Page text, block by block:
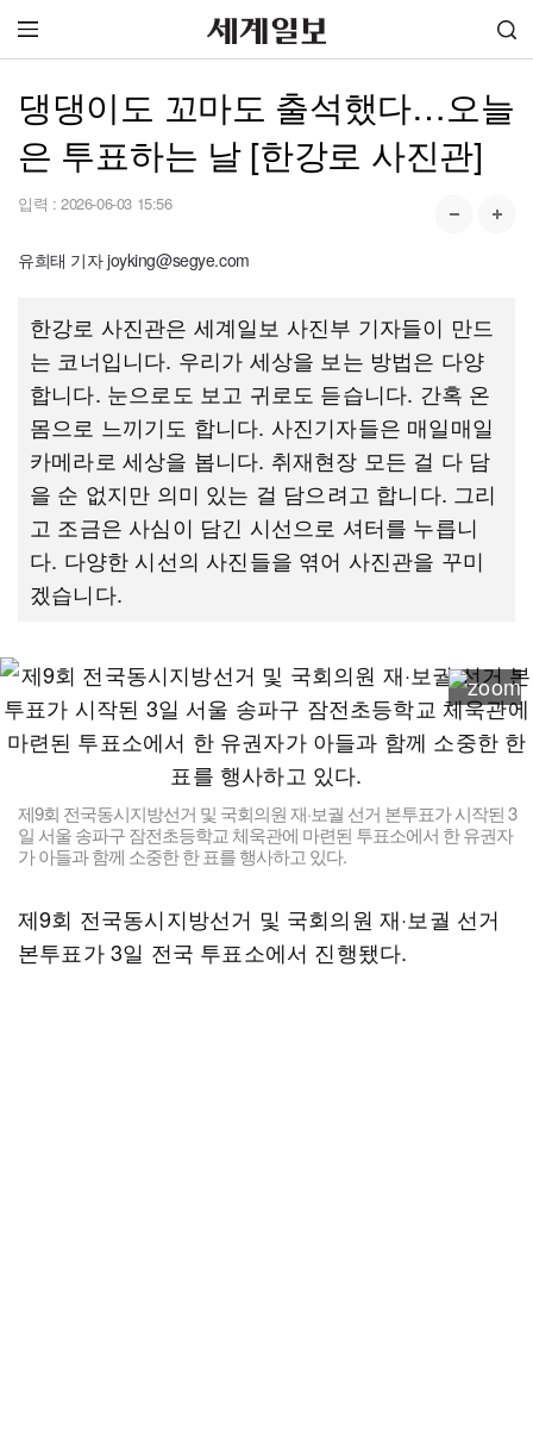
댕댕이도 꼬마도 출석했다…오늘
은 투표하는 날 [한강로 사진관]
입력 : 2026-06-03 15:56
유희태 기자 joyking@segye.com
한강로 사진관은 세계일보 사진부 기자들이 만드
는 코너입니다. 우리가 세상을 보는 방법은 다양
합니다. 눈으로도 보고 귀로도 듣습니다. 간혹 온
몸으로 느끼기도 합니다. 사진기자들은 매일매일
카메라로 세상을 봅니다. 취재현장 모든 걸 다 담
을 순 없지만 의미 있는 걸 담으려고 합니다. 그리
고 조금은 사심이 담긴 시선으로 셔터를 누릅니
다. 다양한 시선의 사진들을 엮어 사진관을 꾸미
겠습니다.
제9회 전국동시지방선거 및 국회의원 재·보궐 선거 본투표가 시작된 3
일 서울 송파구 잠전초등학교 체욱관에 마련된 투표소에서 한 유권자
가 아들과 함께 소중한 한 표를 행사하고 있다.
제9회 전국동시지방선거 및 국회의원 재·보궐 선거
본투표가 3일 전국 투표소에서 진행됐다.